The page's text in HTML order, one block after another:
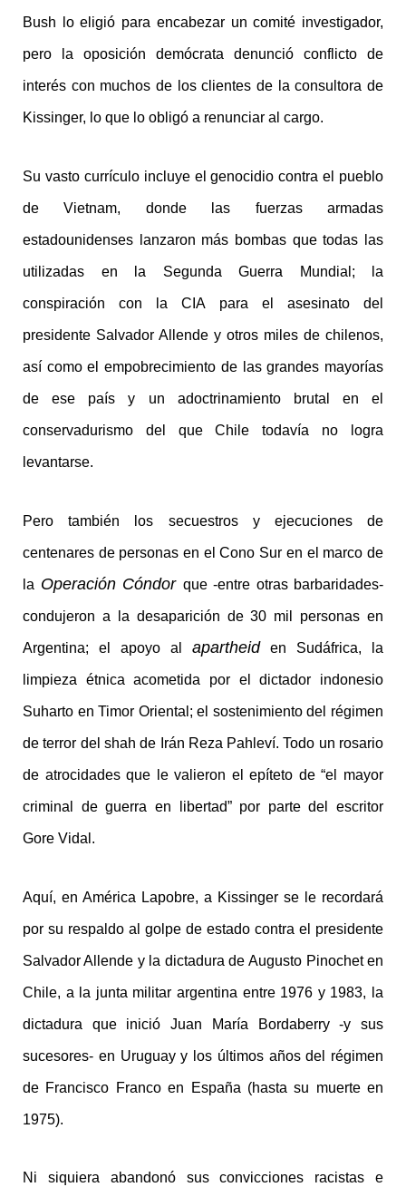
Bush lo eligió para encabezar un comité investigador,
pero la oposición demócrata denunció conflicto de
interés con muchos de los clientes de la consultora de
Kissinger, lo que lo obligó a renunciar al cargo.
Su vasto currículo incluye el genocidio contra el pueblo
de Vietnam, donde las fuerzas armadas
estadounidenses lanzaron más bombas que todas las
utilizadas en la Segunda Guerra Mundial; la
conspiración con la CIA para el asesinato del
presidente Salvador Allende y otros miles de chilenos,
así como el empobrecimiento de las grandes mayorías
de ese país y un adoctrinamiento brutal en el
conservadurismo del que Chile todavía no logra
levantarse.
Pero también los secuestros y ejecuciones de
centenares de personas en el Cono Sur en el marco de
la Operación Cóndor que -entre otras barbaridades-
condujeron a la desaparición de 30 mil personas en
Argentina; el apoyo al apartheiden Sudáfrica, la
limpieza étnica acometida por el dictador indonesio
Suharto en Timor Oriental; el sostenimiento del régimen
de terror del shah de Irán Reza Pahleví. Todo un rosario
de atrocidades que le valieron el epíteto de “el mayor
criminal de guerra en libertad” por parte del escritor
Gore Vidal.
Aquí, en América Lapobre, a Kissinger se le recordará
por su respaldo al golpe de estado contra el presidente
Salvador Allende y la dictadura de Augusto Pinochet en
Chile, a la junta militar argentina entre 1976 y 1983, la
dictadura que inició Juan María Bordaberry -y sus
sucesores- en Uruguay y los últimos años del régimen
de Francisco Franco en España (hasta su muerte en
1975).
Ni siquiera abandonó sus convicciones racistas e